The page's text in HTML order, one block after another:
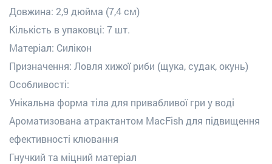
Довжина: 2,9 дюйма (7,4 см)
Кількість в упаковці: 7 шт.
Матеріал: Силікон
Призначення: Ловля хижої риби (щука, судак, окунь)
Особливості:
Унікальна форма тіла для привабливої гри у воді
Ароматизована атрактантом MacFish для підвищення
ефективності клювання
Гнучкий та міцний матеріал